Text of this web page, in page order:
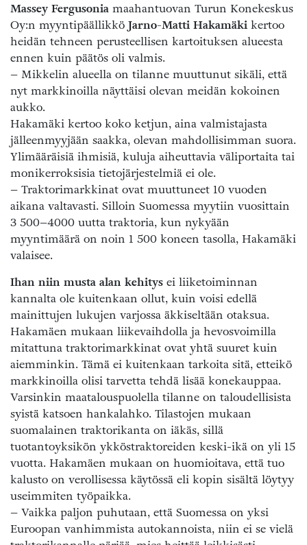
Massey Fergusonia maahantuovan Turun Konekeskus
Oy:n myyntipäällikkö Jarno-Matti Hakamäki kertoo
heidän tehneen perusteellisen kartoituksen alueesta
ennen kuin päätös oli valmis.
– Mikkelin alueella on tilanne muuttunut sikäli, että
nyt markkinoilla näyttäisi olevan meidän kokoinen
aukko.
Hakamäki kertoo koko ketjun, aina valmistajasta
jälleenmyyjään saakka, olevan mahdollisimman suora.
Ylimääräisiä ihmisiä, kuluja aiheuttavia väliportaita tai
monikerroksisia tietojärjestelmiä ei ole.
– Traktorimarkkinat ovat muuttuneet 10 vuoden
aikana valtavasti. Silloin Suomessa myytiin vuosittain
3 500–4000 uutta traktoria, kun nykyään
myyntimäärä on noin 1 500 koneen tasolla, Hakamäki
valaisee.
Ihan niin musta alan kehitys ei liiketoiminnan
kannalta ole kuitenkaan ollut, kuin voisi edellä
mainittujen lukujen varjossa äkkiseltään otaksua.
Hakamäen mukaan liikevaihdolla ja hevosvoimilla
mitattuna traktorimarkkinat ovat yhtä suuret kuin
aiemminkin. Tämä ei kuitenkaan tarkoita sitä, etteikö
markkinoilla olisi tarvetta tehdä lisää konekauppaa.
Varsinkin maatalouspuolella tilanne on taloudellisista
syistä katsoen hankalahko. Tilastojen mukaan
suomalainen traktorikanta on iäkäs, sillä
tuotantoyksikön ykköstraktoreiden keski-ikä on yli 15
vuotta. Hakamäen mukaan on huomioitava, että tuo
kalusto on verollisessa käytössä eli kopin sisältä löytyy
useimmiten työpaikka.
– Vaikka paljon puhutaan, että Suomessa on yksi
Euroopan vanhimmista autokannoista, niin ei se vielä